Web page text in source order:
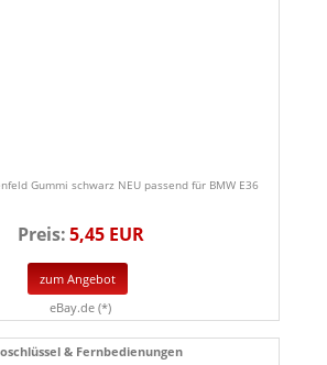
Gummi schwarz NEU passend für BMW E36
Preis:5,45 EUR
zum Angebot
eBay.de (*)
& Fernbedienungen